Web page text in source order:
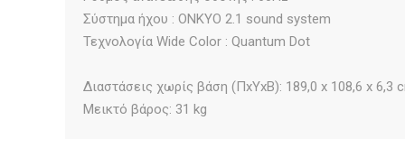
Σύστημα ήχου : ONKYO 2.1 sound system
Τεχνολογία Wide Color : Quantum Dot
Διαστάσεις χωρίς βάση (ΠxΥxΒ): 189,0 x 108,6 x 6,3
Μεικτό βάρος: 31 kg